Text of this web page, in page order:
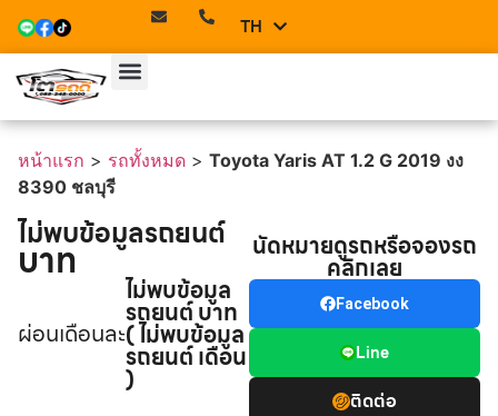
TH
EN
หน้าแรก > รถทั้งหมด > Toyota Yaris AT 1.2 G 2019 งง
8390 ชลบุรี
ไม่พบข้อมูลรถยนต์
บาท
ผ่อนเดือนละ
ไม่พบข้อมูล
รถยนต์ บาท
( ไม่พบข้อมูล
รถยนต์ เดือน
)
นัดหมายดูรถหรือจองรถ
คลิกเลย
Facebook
Line
ติดต่อ